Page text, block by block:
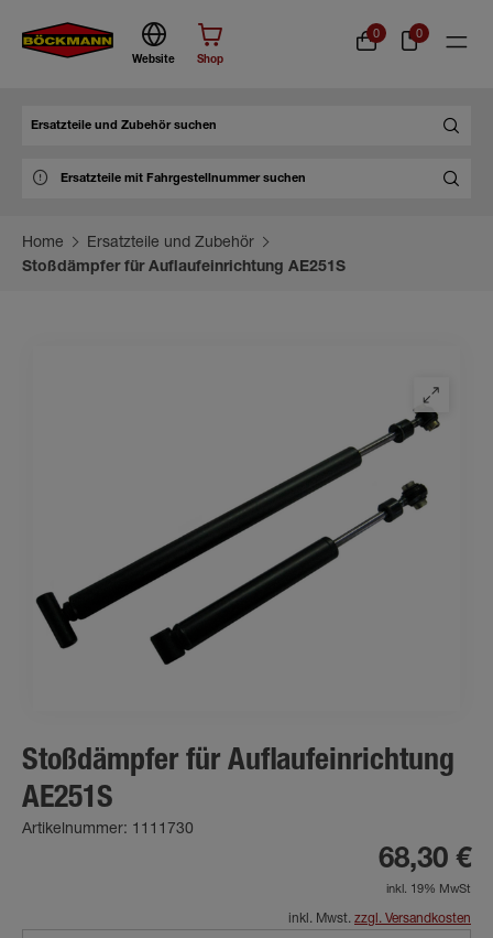
Website Shop
0 0
Home
Ersatzteile und Zubehör
Stoßdämpfer für Auflaufeinrichtung AE251S
Stoßdämpfer für Auflaufeinrichtung
AE251S
Artikelnummer: 1111730
68,30 €
inkl. 19% MwSt
inkl. Mwst. zzgl. Versandkosten